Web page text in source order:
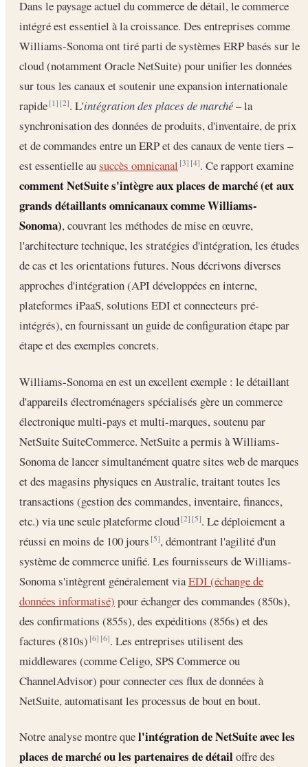
Dans le paysage actuel du commerce de détail, le commerce
intégré est essentiel à la croissance. Des entreprises comme
Williams-Sonoma ont tiré parti de systèmes ERP basés sur le
cloud (notamment Oracle NetSuite) pour unifier les données
sur tous les canaux et soutenir une expansion internationale
rapide[1] [2]. L'intégration des places de marché– la
synchronisation des données de produits, d'inventaire, de prix
et de commandes entre un ERP et des canaux de vente tiers –
est essentielle ausuccès omnicanal [3] [4]. Ce rapport examine
comment NetSuite s'intègre aux places de marché (et aux
grands détaillants omnicanaux comme Williams-
Sonoma), couvrant les méthodes de mise en œuvre,
l'architecture technique, les stratégies d'intégration, les études
de cas et les orientations futures. Nous décrivons diverses
approches d'intégration (API développées en interne,
plateformes iPaaS, solutions EDI et connecteurs pré-
intégrés), en fournissant un guide de configuration étape par
étape et des exemples concrets.
Williams-Sonoma en est un excellent exemple : le détaillant
d'appareils électroménagers spécialisés gère un commerce
électronique multi-pays et multi-marques, soutenu par
NetSuite SuiteCommerce. NetSuite a permis à Williams-
Sonoma de lancer simultanément quatre sites web de marques
et des magasins physiques en Australie, traitant toutes les
transactions (gestion des commandes, inventaire, finances,
etc.) via une seule plateforme cloud[2] [5]. Le déploiement a
réussi en moins de 100 jours[5], démontrant l'agilité d'un
système de commerce unifié. Les fournisseurs de Williams-
Sonoma s'intègrent généralement viaEDI (échange de
données informatisé) pour échanger des commandes (850s),
des confirmations (855s), des expéditions (856s) et des
factures (810s)[6] [6]. Les entreprises utilisent des
middlewares (comme Celigo, SPS Commerce ou
ChannelAdvisor) pour connecter ces flux de données à
NetSuite, automatisant les processus de bout en bout.
Notre analyse montre quel'intégration de NetSuite avec les
places de marché ou les partenaires de détailoffre des